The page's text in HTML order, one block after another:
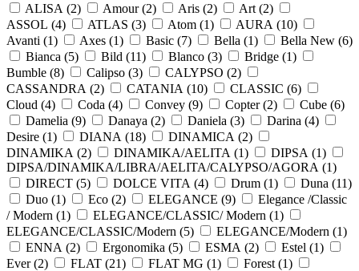
ALISA (2) Amour (2) Aris (2) Art (2)
ASSOL (4) ATLAS (3) Atom (1) AURA (10)
Avanti (1) Axes (1) Basic (7) Bella (1) Bella New (6)
Bianca (5) Bild (11) Blanco (3) Bridge (1)
Bumble (8) Calipso (3) CALYPSO (2)
CASSANDRA (2) CATANIA (10) CLASSIC (6)
Cloud (4) Coda (4) Convey (9) Copter (2) Cube (6)
Damelia (9) Danaya (2) Daniela (3) Darina (4)
Desire (1) DIANA (18) DINAMICA (2)
DINAMIKA (2) DINAMIKA/AELITA (1) DIPSA (1)
DIPSA/DINAMIKA/LIBRA/AELITA/CALYPSO/AGORA (1)
DIRECT (5) DOLCE VITA (4) Drum (1) Duna (11)
Duo (1) Eco (2) ELEGANCE (9)
Elegance /Classic
/ Modern (1) ELEGANCE/CLASSIC/ Modern (1)
ELEGANCE/CLASSIC/Modern (5) ELEGANCE/Modern (1)
ENNA (2) Ergonomika (5) ESMA (2) Estel (1)
Ever (2) FLAT (21) FLAT MG (1) Forest (1)